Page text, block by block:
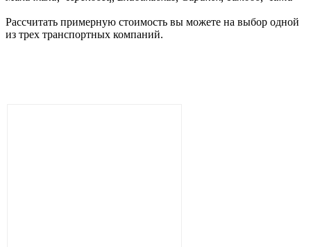
Рассчитать примерную стоимость вы можете на выбор одной
из трех транспортных компаний.